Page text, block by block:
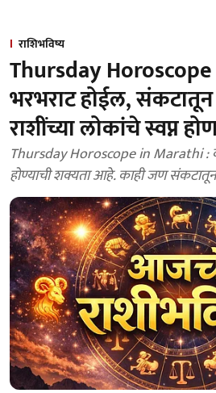
राशिभविष्य
Thursday Horoscope
भरभराट होईल,
राशींच्या लोकांचे स्वप्न
Thursday Horoscope in Marathi :
होण्याची शक्यता आहे. काही जण